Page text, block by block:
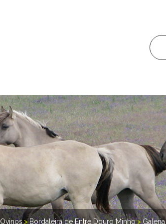
Ovinos>Bordaleira de Entre Douro Minho>